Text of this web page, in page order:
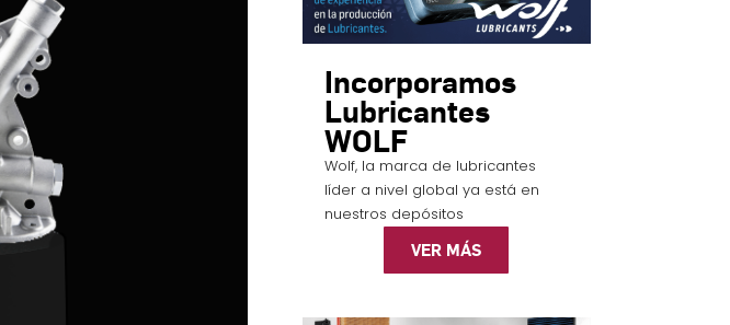
Incorporamos
Lubricantes
WOLF
Wolf, la marca de lubricantes
líder a nivel global ya está en
nuestros depósitos
VER MÁS